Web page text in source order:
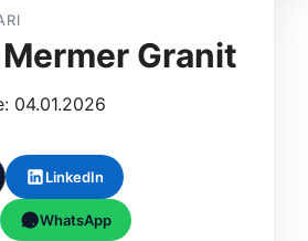
Granit
04.01.2026
LinkedIn
WhatsApp